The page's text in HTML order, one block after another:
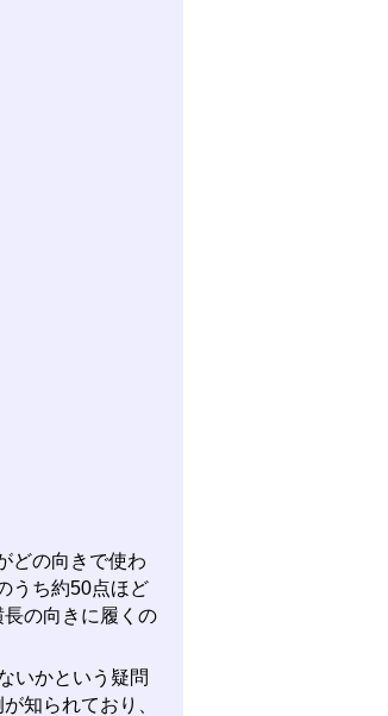
どの向きで使わ
うち約50点ほど
の向きに履くの
いかという疑問
知られており、